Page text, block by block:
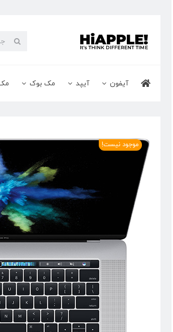
content
جستجو
آیفون آیپد مک بوک
موجود نیست!